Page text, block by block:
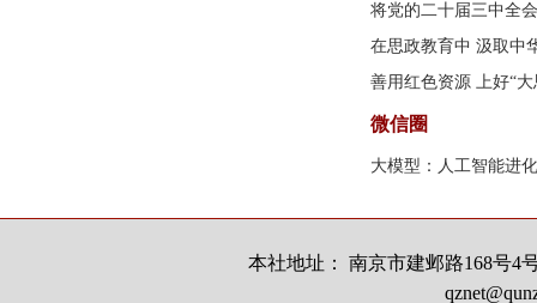
将党的二十届三中全
在思政教育中 汲取中
善用红色资源 上好“大
微信圈
大模型：人工智能进
本社地址： 南京市建邺路168号4